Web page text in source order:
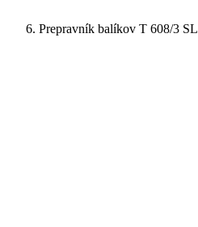
Prepravník balíkov T 608/3 SL